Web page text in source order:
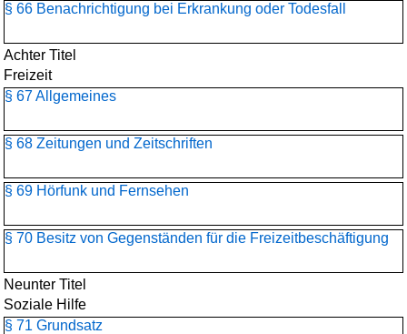
§ 66 Benachrichtigung bei Erkrankung oder Todesfall
Achter Titel
Freizeit
§ 67 Allgemeines
§ 68 Zeitungen und Zeitschriften
§ 69 Hörfunk und Fernsehen
§ 70 Besitz von Gegenständen für die Freizeitbeschäftigung
Neunter Titel
Soziale Hilfe
§ 71 Grundsatz